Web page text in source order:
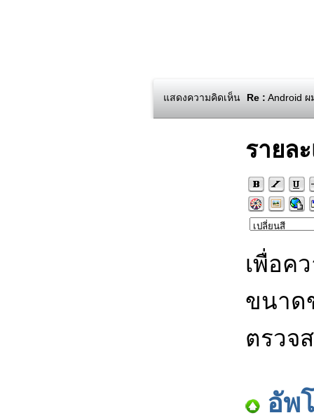
แสดงความคิดเห็น Re : Android
รายล
เพื่อค
ขนาด
ตรวจ
อัพ